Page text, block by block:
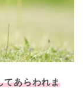
てあらわれま